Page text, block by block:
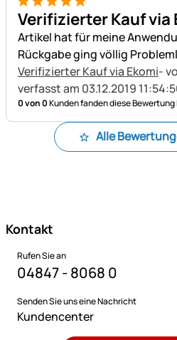
5 von 5
Verifizierter Kauf via
Artikel hat für meine
Rückgabe ging völlig
Verifizierter Kauf via Ekomi-
verfasst am 03.12.2019
0 von 0Kunden fanden diese
Alle
Kontakt
Rufen Sie an
04847 - 8068 0
Senden Sie uns eine Nachricht
Kundencenter